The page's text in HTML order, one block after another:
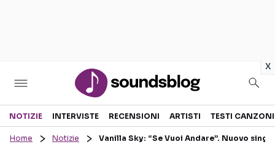
x
Sezioni
NOTIZIE INTERVISTE RECENSIONI ARTISTI TESTI CANZONI
Home Notizie Vanilla Sky: “Se Vuoi Andare”. Nuovo